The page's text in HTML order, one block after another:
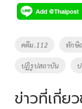
e
b
o
o
k
tt
er
p
y
n
k
Tags
คดีม.112 ทักษิ
ปฏิรูปสถาบัน
ข่าวที่เกี่ย